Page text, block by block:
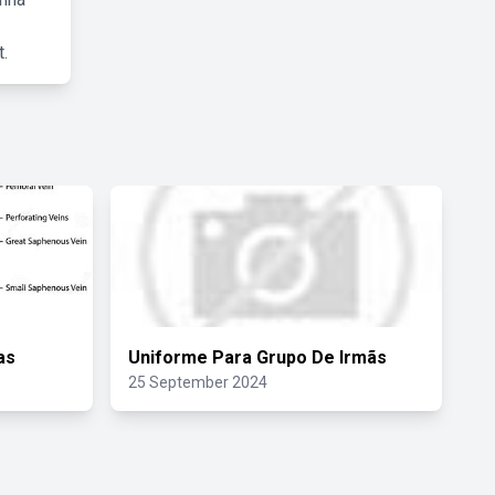
Uniforme Para Grupo De Irmãs
25 September 2024